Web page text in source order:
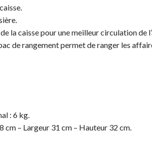
la caisse pour une meilleur circulation de
de rangement permet de ranger les
: 6 kg.
cm – Largeur 31 cm – Hauteur 32 cm.